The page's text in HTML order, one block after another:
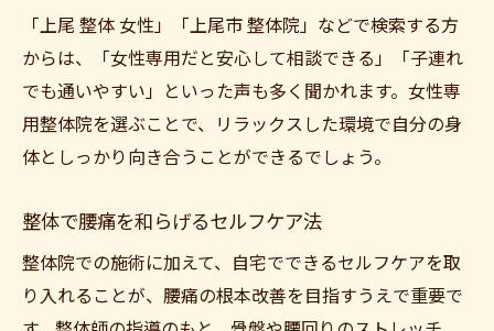
「上尾 整体 女性」「上尾市 整体院」などで検索する方
からは、「女性専用だと安心して相談できる」「子連れ
でも通いやすい」といった声も多く聞かれます。女性専
用整体院を選ぶことで、リラックスした環境で自分の身
体としっかり向き合うことができるでしょう。
整体で腰痛を和らげるセルフケア法
整体院での施術に加えて、自宅でできるセルフケアを取
り入れることが、腰痛の根本改善を目指すうえで重要で